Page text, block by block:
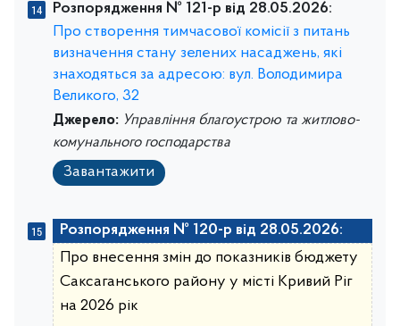
Розпорядження № 121-р від 28.05.2026:
Про створення тимчасової комісії з питань
визначення стану зелених насаджень, які
знаходяться за адресою: вул. Володимира
Великого, 32
Джерело: Управління благоустрою та житлово-
комунального господарства
Завантажити
Розпорядження № 120-р від 28.05.2026:
Про внесення змін до показників бюджету
Саксаганського району у місті Кривий Ріг
на 2026 рік